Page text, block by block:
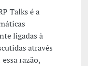
Talks é a
ligadas à
através
razão,